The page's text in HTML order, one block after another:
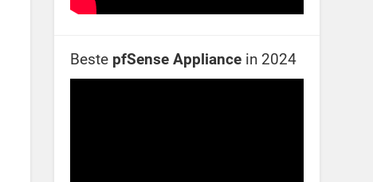
Beste pfSense Appliance in 2024